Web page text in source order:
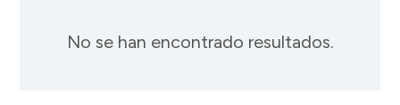
No se han encontrado resultados.